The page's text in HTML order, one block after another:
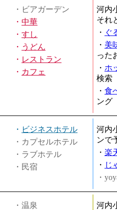
・ビアガーデン
・ 中華
・ すし
・ うどん
・ レストラン
・ カフェ
河内
それ
・ ぐ
・ 美
った
・ ホ
検索
・ 食
ング
・ ビジネスホテル
・カプセルホテル
・ラブホテル
・民宿
河内
ンで
・ 楽
・ じ
・
・温泉
河内